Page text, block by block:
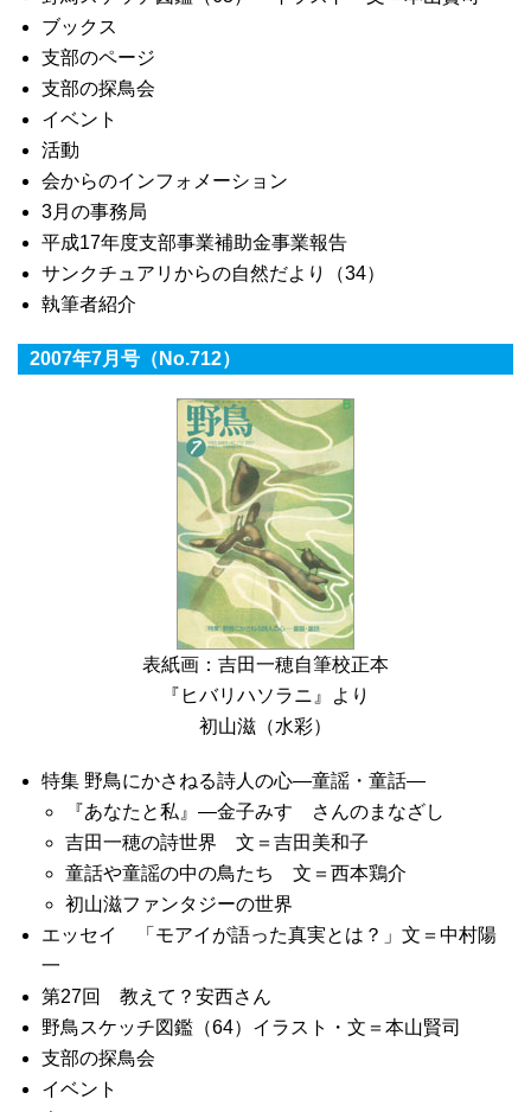
ブックス
支部のページ
支部の探鳥会
イベント
活動
会からのインフォメーション
3月の事務局
平成17年度支部事業補助金事業報告
サンクチュアリからの自然だより（34）
執筆者紹介
2007年7月号（No.712）
表紙画：吉田一穂自筆校正本
『ヒバリハソラニ』より
初山滋（水彩）
特集 野鳥にかさねる詩人の心―童謡・童話―
『あなたと私』―金子みすゞさんのまなざし
吉田一穂の詩世界 文＝吉田美和子
童話や童謡の中の鳥たち 文＝西本鶏介
初山滋ファンタジーの世界
エッセイ 「モアイが語った真実とは？」文＝中村陽
一
第27回 教えて？安西さん
野鳥スケッチ図鑑（64）イラスト・文＝本山賢司
支部の探鳥会
イベント